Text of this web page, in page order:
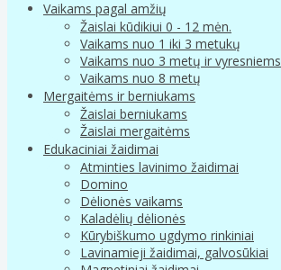
Vaikams pagal amžių
Žaislai kūdikiui 0 - 12 mėn.
Vaikams nuo 1 iki 3 metukų
Vaikams nuo 3 metų ir vyresniems
Vaikams nuo 8 metų
Mergaitėms ir berniukams
Žaislai berniukams
Žaislai mergaitėms
Edukaciniai žaidimai
Atminties lavinimo žaidimai
Domino
Dėlionės vaikams
Kaladėlių dėlionės
Kūrybiškumo ugdymo rinkiniai
Lavinamieji žaidimai, galvosūkiai